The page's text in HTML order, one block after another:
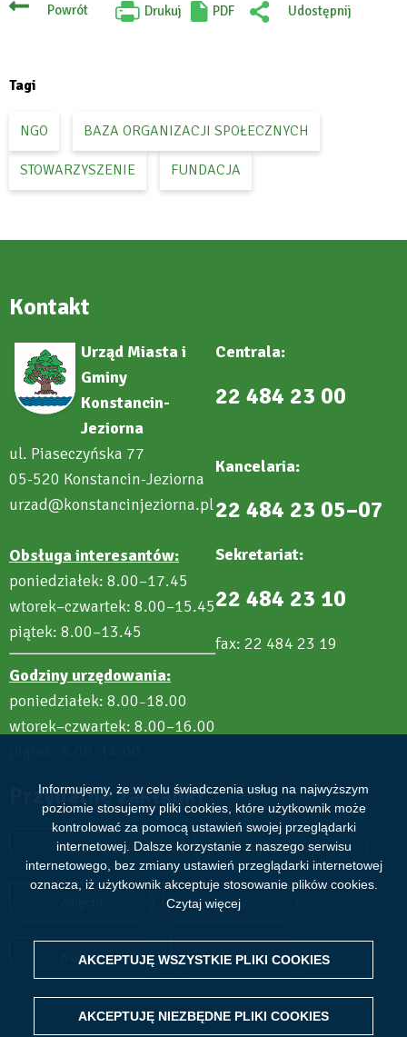
Informujemy, że w celu świadczenia usług na najwyższym
poziomie stosujemy pliki cookies, które użytkownik może
kontrolować za pomocą ustawień swojej przeglądarki
internetowej. Dalsze korzystanie z naszego serwisu
internetowego, bez zmiany ustawień przeglądarki internetowej
oznacza, iż użytkownik akceptuje stosowanie plików cookies.
Czytaj więcej
AKCEPTUJĘ WSZYSTKIE PLIKI COOKIES
AKCEPTUJĘ NIEZBĘDNE PLIKI COOKIES
WITHDRAW CONSENT
Powrót Drukuj
Will
PDF
Udostępnij
Tagi
NGO BAZA ORGANIZACJI SPOŁECZNYCH
STOWARZYSZENIE FUNDACJA
Kontakt
Urząd Miasta i
Gminy
Konstancin-
Jeziorna
ul. Piaseczyńska 77
05-520 Konstancin-Jeziorna
urzad@konstancinjeziorna.pl
Obsługa interesantów:
poniedziałek: 8.00–17.45
wtorek–czwartek: 8.00–15.45
piątek: 8.00–13.45
Godziny urzędowania:
poniedziałek: 8.00–18.00
wtorek–czwartek: 8.00–16.00
Centrala:
22 484 23 00
Kancelaria:
22 484 23 05–07
Sekretariat:
22 484 23 10
fax: 22 484 23 19
Przydatne zakładki
Aktualności Wydarzenia
Filmy
Kultura Sport